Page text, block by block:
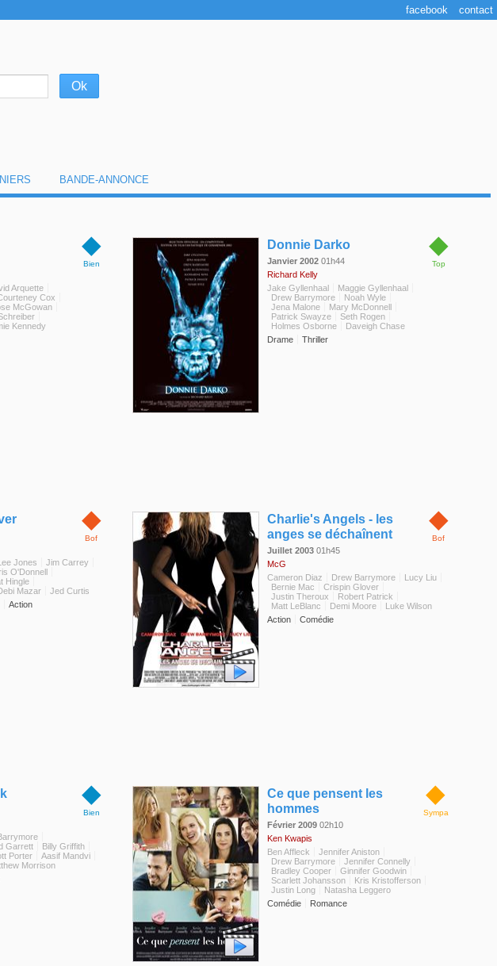
BANDE-ANNONCE
◆
Bien
Arquette
Cox
McGowan
Kennedy
◆
Top
Donnie Darko
Janvier 200201h44
Richard Kelly
Jake Gyllenhaal
Maggie Gyllenhaal
Drew Barrymore
Noah Wyle
Jena Malone
Mary McDonnell
Patrick Swayze
Seth Rogen
Holmes Osborne
Daveigh Chase
Drame
Thriller
◆
Bof
Jones
Jim Carrey
O'Donnell
Hingle
Mazar
Jed Curtis
Action
◆
Bof
Charlie's Angels - les
anges se déchaînent
Juillet 200301h45
McG
Cameron Diaz
Drew Barrymore
Lucy Liu
Bernie Mac
Crispin Glover
Justin Theroux
Robert Patrick
Matt LeBlanc
Demi Moore
Luke Wilson
Action
Comédie
◆
Bien
Garrett
Billy Griffith
Porter
Aasif Mandvi
Morrison
◆
Sympa
Ce que pensent les
hommes
Février 200902h10
Ken Kwapis
Ben Affleck
Jennifer Aniston
Drew Barrymore
Jennifer Connelly
Bradley Cooper
Ginnifer Goodwin
Scarlett Johansson
Kris Kristofferson
Justin Long
Natasha Leggero
Comédie
Romance
facebook contact